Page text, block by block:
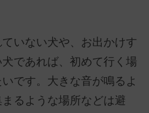
いない犬や、お出かけす
であれば、初めて行く場
です。大きな音が鳴るよ
るような場所などは避